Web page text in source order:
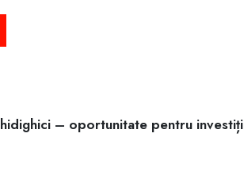
– oportunitate pentru